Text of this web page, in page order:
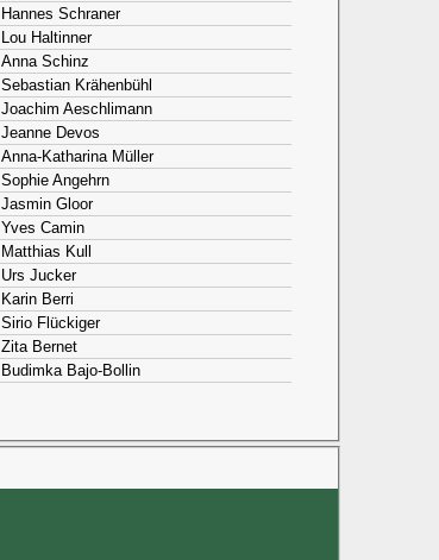
Hannes Schraner
Lou Haltinner
Anna Schinz
Sebastian Krähenbühl
Joachim Aeschlimann
Jeanne Devos
Anna-Katharina Müller
Sophie Angehrn
Jasmin Gloor
Yves Camin
Matthias Kull
Urs Jucker
Karin Berri
Sirio Flückiger
Zita Bernet
Budimka Bajo-Bollin